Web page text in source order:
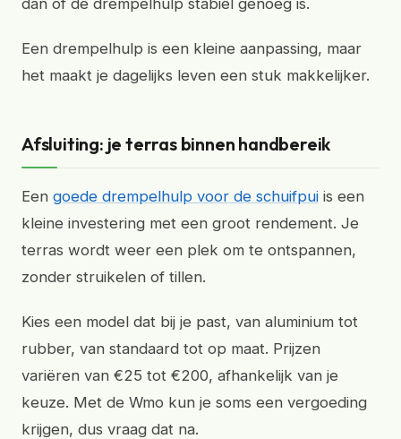
dan of de drempelhulp stabiel genoeg is.
Een drempelhulp is een kleine aanpassing, maar
het maakt je dagelijks leven een stuk makkelijker.
Afsluiting: je terras binnen handbereik
Een goede drempelhulp voor de schuifpui is een
kleine investering met een groot rendement. Je
terras wordt weer een plek om te ontspannen,
zonder struikelen of tillen.
Kies een model dat bij je past, van aluminium tot
rubber, van standaard tot op maat. Prijzen
variëren van €25 tot €200, afhankelijk van je
keuze. Met de Wmo kun je soms een vergoeding
krijgen, dus vraag dat na.